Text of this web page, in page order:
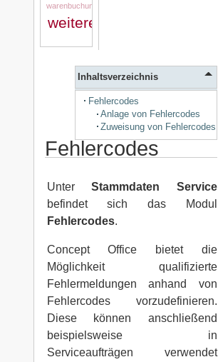
warenbuchung
weitere_stammdaten
Inhaltsverzeichnis
Fehlercodes
Anlage von Fehlercodes
Zuweisung von Fehlercodes
Fehlercodes
UnterStammdaten Service
befindet sich das Modul
Fehlercodes.
Concept Office bietet die
Möglichkeit qualifizierte
Fehlermeldungen anhand von
Fehlercodes vorzudefinieren.
Diese können anschließend
beispielsweise in
Serviceaufträgen verwendet